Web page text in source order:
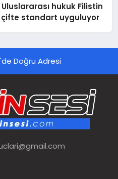
hukuk Filistin
standart uyguluyor
Doğru Adresi